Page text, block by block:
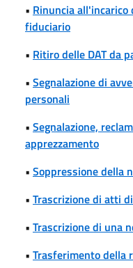
• Rinuncia
fiduciario
• Ritiro delle DAT da
• Segnalazione di
personali
• Segnalazione,
apprezzamento
• Soppressione della
• Trascrizione di atti
• Trascrizione di una
• Trasferimento della